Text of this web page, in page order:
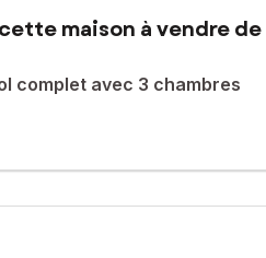
maison à vendre de
complet avec 3 chambres
terrain de plus de 600 m² dans
de placards pour un
calme du quartier en toute